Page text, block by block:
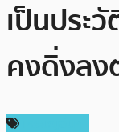
เป็นประ
คงดิ่งลง